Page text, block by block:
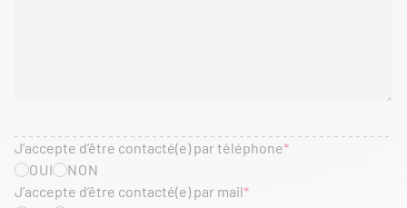
J’accepte d’être contacté(e) par téléphone
OUI
NON
J’accepte d’être contacté(e) par mail